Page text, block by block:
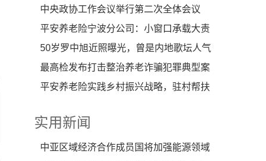
中央政协工作会议举行第二次全体会议
汪洋出席并作总
平安养老险宁波分公司：小窗口承载大责
任，小举动彰显
50岁罗中旭近照曝光，曾是内地歌坛人气
歌手，如今已经
最高检发布打击整治养老诈骗犯罪典型案
例 第二期
平安养老险实践乡村振兴战略，驻村帮扶
实用新闻
中亚区域经济合作成员国将加强能源领域